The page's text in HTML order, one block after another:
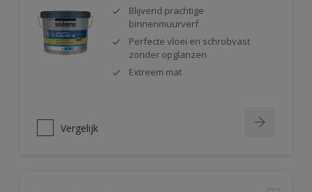
Blijvend prachtige
binnenmuurverf
Perfecte vloei en schrobvast
zonder opglanzen
Extreem mat
Vergelijk